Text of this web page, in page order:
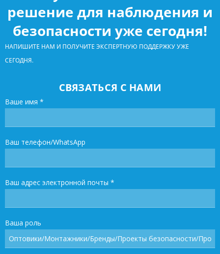
решение для наблюдения и
безопасности уже сегодня!
НАПИШИТЕ НАМ И ПОЛУЧИТЕ ЭКСПЕРТНУЮ ПОДДЕРЖКУ УЖЕ
СЕГОДНЯ.
СВЯЗАТЬСЯ С НАМИ
Ваше имя *
Ваш телефон/WhatsApp
Ваш адрес электронной почты *
Ваша роль